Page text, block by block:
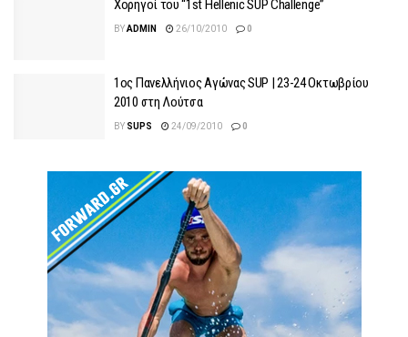
Χορηγοί του “1st Hellenic SUP Challenge”
BYADMIN 26/10/2010 0
1ος Πανελλήνιος Αγώνας SUP | 23-24 Οκτωβρίου
2010 στη Λούτσα
BY SUPS 24/09/2010 0